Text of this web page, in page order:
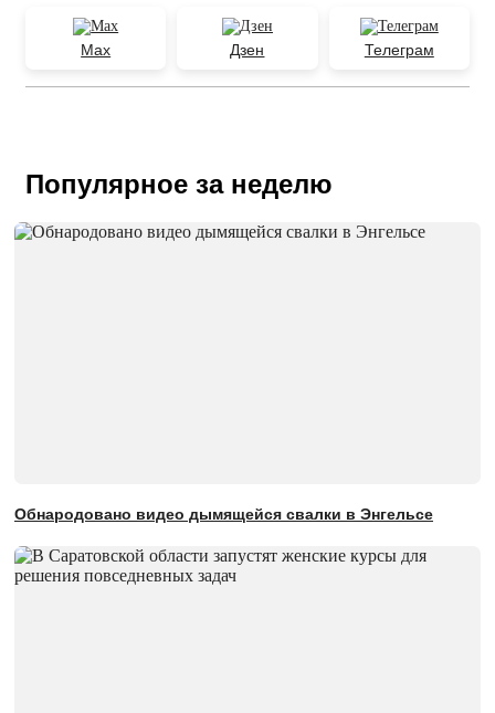
Max Дзен Телеграм
Популярное за неделю
Обнародовано видео дымящейся свалки в Энгельсе